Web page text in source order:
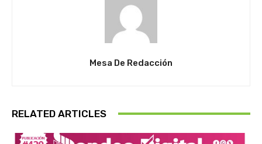
Mesa De Redacción
RELATED ARTICLES